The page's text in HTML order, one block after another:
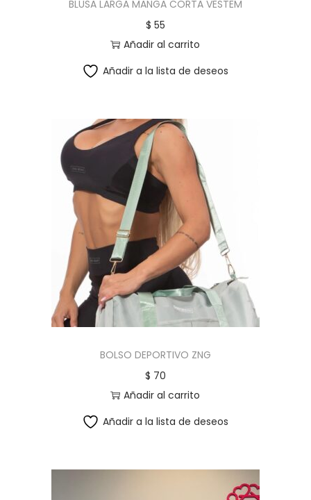
BLUSA LARGA MANGA CORTA VESTEM
$ 55
Añadir al carrito
Añadir a la lista de deseos
BOLSO DEPORTIVO ZNG
$ 70
Añadir al carrito
Añadir a la lista de deseos